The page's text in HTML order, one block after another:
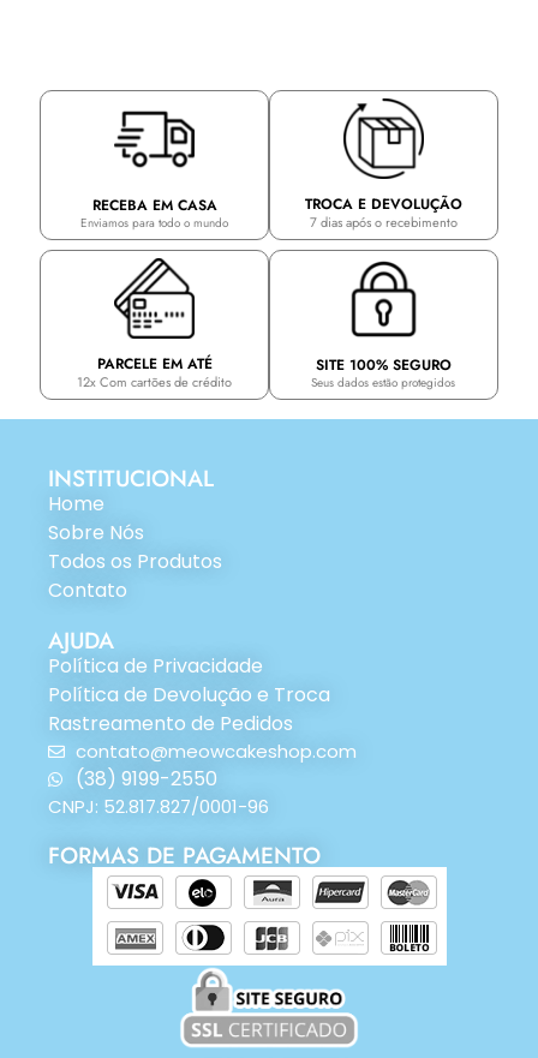
RECEBA EM CASA
Enviamos para todo o mundo
TROCA E DEVOLUÇÃO
7 dias após o recebimento
PARCELE EM ATÉ
12x Com cartões de crédito
SITE 100% SEGURO
Seus dados estão protegidos
INSTITUCIONAL
Home
Sobre Nós
Todos os Produtos
Contato
AJUDA
Política de Privacidade
Política de Devolução e Troca
Rastreamento de Pedidos
contato@meowcakeshop.com
(38) 9199-2550
CNPJ: 52.817.827/0001-96
FORMAS DE PAGAMENTO